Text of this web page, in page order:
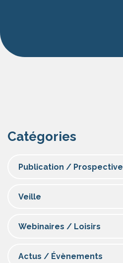
Catégories
Publication / Prospective
Veille
Webinaires / Loisirs
Actus / Évènements